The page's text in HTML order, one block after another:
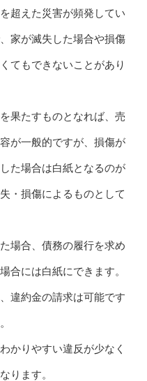
超えた災害が頻発してい
家が滅失した場合や損傷
てもできないことがあり
果たすものとなれば、売
が一般的ですが、損傷が
た場合は白紙となるのが
・損傷によるものとして
場合、債務の履行を求め
合には白紙にできます。
違約金の請求は可能です
かりやすい違反が少なく
ります。